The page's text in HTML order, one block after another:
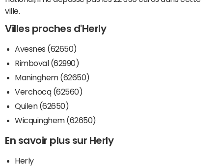
ville.
Villes proches d'Herly
Avesnes (62650)
Rimboval (62990)
Maninghem (62650)
Verchocq (62560)
Quilen (62650)
Wicquinghem (62650)
En savoir plus sur Herly
Herly